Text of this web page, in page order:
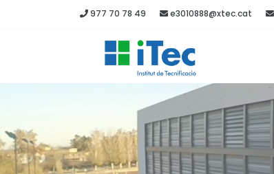
977 70 78 49 e3010888@xtec.cat